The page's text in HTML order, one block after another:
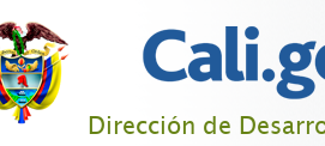
Dirección de